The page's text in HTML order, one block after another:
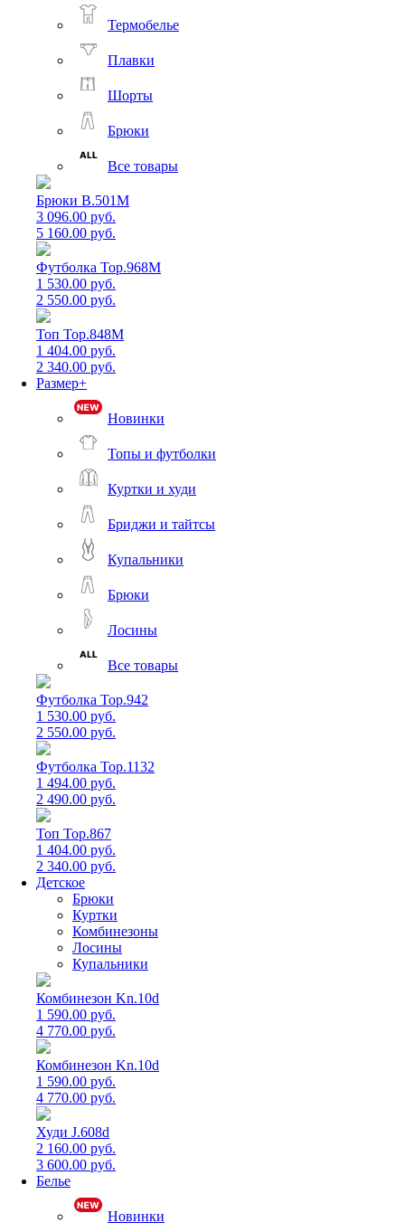
Термобелье
Плавки
Шорты
Брюки
Все товары
Брюки B.501M
3 096.00 руб.
5 160.00 руб.
Футболка Top.968M
1 530.00 руб.
2 550.00 руб.
Топ Top.848M
1 404.00 руб.
2 340.00 руб.
Размер+
Новинки
Топы и футболки
Куртки и худи
Бриджи и тайтсы
Купальники
Брюки
Лосины
Все товары
Футболка Top.942
1 530.00 руб.
2 550.00 руб.
Футболка Top.1132
1 494.00 руб.
2 490.00 руб.
Топ Top.867
1 404.00 руб.
2 340.00 руб.
Детское
Брюки
Куртки
Комбинезоны
Лосины
Купальники
Комбинезон Kn.10d
1 590.00 руб.
4 770.00 руб.
Комбинезон Kn.10d
1 590.00 руб.
4 770.00 руб.
Худи J.608d
2 160.00 руб.
3 600.00 руб.
Белье
Новинки